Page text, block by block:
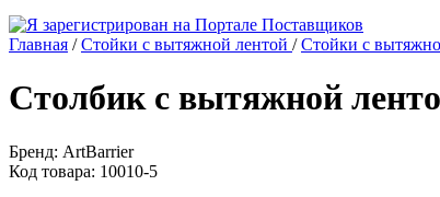
Главная /Стойки с вытяжной лентой /Стойки с
Столбик с вытяжной
Бренд: ArtBarrier
Код товара: 10010-5